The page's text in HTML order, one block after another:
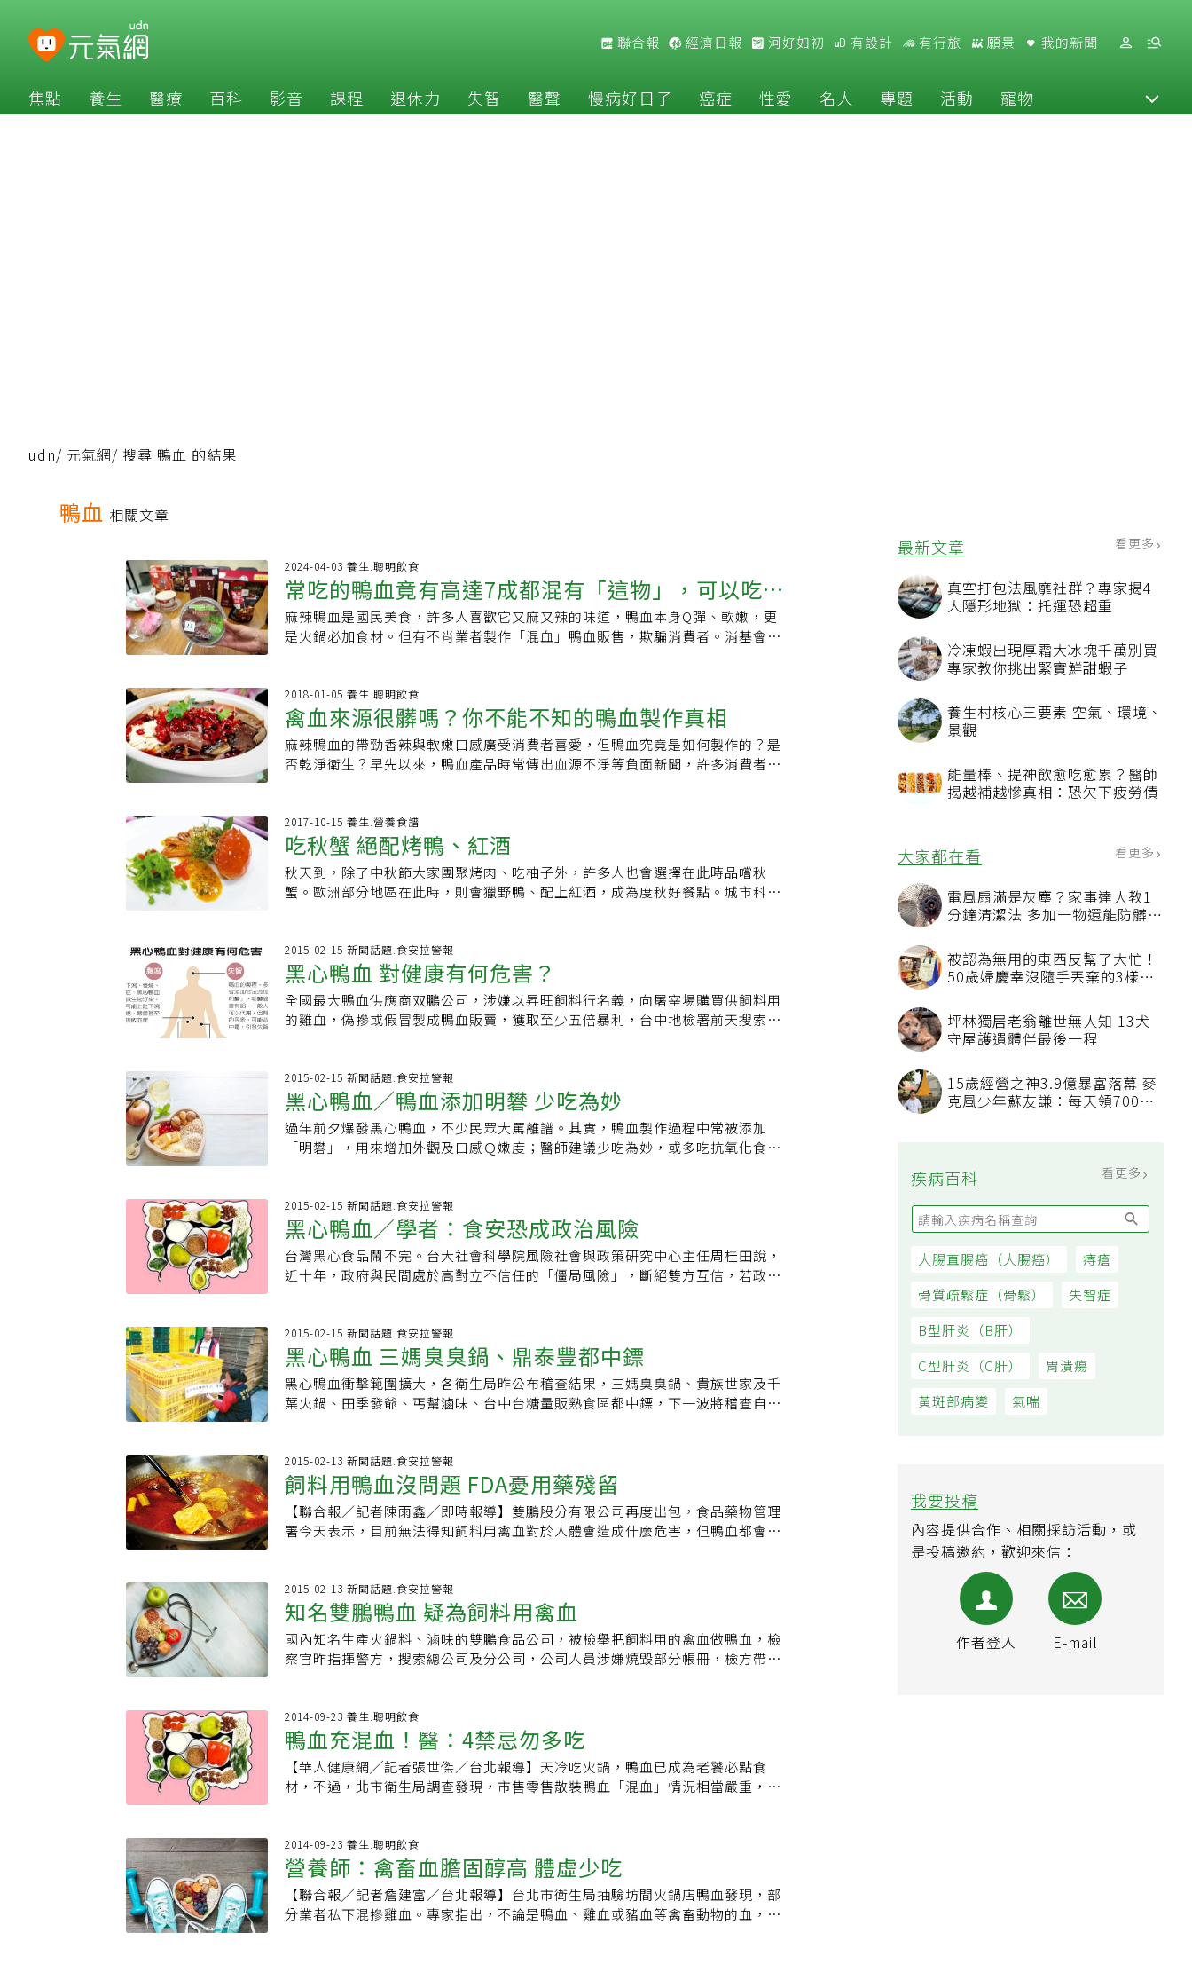
聯合報 經濟日報 河好如初 有設計 有行旅 願景 我的新聞
焦點 養生 醫療 百科 影音 課程 退休力 失智 醫聲 慢病好日子 癌症 性愛 名人 專題 活動 寵物
最新文章 看更多
真空打包法風靡社群？專家揭4
大隱形地獄：托運恐超重
冷凍蝦出現厚霜大冰塊千萬別買
專家教你挑出緊實鮮甜蝦子
養生村核心三要素 空氣、環境、
景觀
能量棒、提神飲愈吃愈累？醫師
揭越補越慘真相：恐欠下疲勞債
大家都在看 看更多
電風扇滿是灰塵？家事達人教1
分鐘清潔法 多加一物還能防髒汙
被認為無用的東西反幫了大忙！
50歲婦慶幸沒隨手丟棄的3樣物
坪林獨居老翁離世無人知 13犬
守屋護遺體伴最後一程
15歲經營之神3.9億暴富落幕 麥
克風少年蘇友謙：每天領700元
疾病百科 看更多
大腸直腸癌（大腸癌）
痔瘡
骨質疏鬆症（骨鬆）
失智症
B型肝炎（B肝）
C型肝炎（C肝）
胃潰瘍
黃斑部病變
氣喘
我要投稿
內容提供合作、相關採訪活動，或
是投稿邀約，歡迎來信：
作者登入 E-mail
udn/ 元氣網/ 搜尋 鴨血 的結果
鴨血 相關文章
2024-04-03 養生.聰明飲食
常吃的鴨血竟有高達7成都混有「這物」，可以吃得
安心嗎？想吃得健康，「重點調味」務必注意！
麻辣鴨血是國民美食，許多人喜歡它又麻又辣的味道，鴨血本身Q彈、軟嫩，更
是火鍋必加食材。但有不肖業者製作「混血」鴨血販售，欺騙消費者。消基會公
視，呼籲政府加強標示。混血的麻那鴨血難以分辨，補鐵還有很多東西能選擇
「我很喜歡吃麻辣鴨血，口感愈麻辣愈好。」董氏基金會食品營養中心許惠玉
說，因為喜歡吃麻辣鴨血，也知道有不肖業者「混血」製成鴨血，因此十分好
奇，想從口感、外觀、觸覺Q彈等，加以辨別「真假鴨血」。但她說：「這些方
式，我都試過，但根本無法辨別」，必須透過專業檢驗才能得知。許惠玉說，單
建議民眾能選購知名業者產品，吃麻辣火鍋時，選擇知名店家，降低吃到「混
血」鴨血的機會，有時候販售業者也不清楚鴨血產品成分，真的防不勝防。喜歡
吃麻辣鴨血的人，就是喜歡又麻又辣的味道，另許多女生每個月的月經流血，多
流失鐵質等血液成分，希望多吃鴨血、豬血糕等製品，加以補血，也確實有其功
切記要「重點調味」，也就是麻辣鴨血不要拌飯、拌麵、拌冬粉、拌青菜等，避
免吃進過多醬汁，麻辣鴨血又麻又辣，對腸胃道也是種刺激，可能會引起腹痛、
腹瀉，若有腸胃炎、胃潰瘍等民眾，也容易造成腸胃負擔而出現不適，建議少吃
或避免食用。責任編輯：吳依凡
2018-01-05 養生.聰明飲食
禽血來源很髒嗎？你不能不知的鴨血製作真相
麻辣鴨血的帶勁香辣與軟嫩口感廣受消費者喜愛，但鴨血究竟是如何製作的？是
否乾淨衛生？早先以來，鴨血產品時常傳出血源不淨等負面新聞，許多消費者寧
分都不是2015年時養鴨協會曾表示，台灣年屠宰鴨隻約3千萬隻，約只能做出540
萬公斤純鴨血，佔整體鴨血市場約1成。鴨子數量少，血量不足市場所需，因此一
般市面上俗稱的鴨血大多數是由雞、鴨、鵝等家禽禽血混合製作。在製作時，會
添加水分，提升含水量，使質地柔軟，因此也被稱為「水血」。使用混合禽血製
作，對於食用安全無影響，但如果混血製作卻又標示鴨血，難免會讓消費者有受
爆出使用飼料級血液製作水血產品，當時多家知名餐廳業者皆受害，令人記憶猶
新。財團法人農業科技研究院（農科院）動物產業組組長廖震元表示，禽血血液
飼料級與食用級的差異，主要在於4個部分：（1）收集血液時是否能夠防止污染
之設備，讓污水與糞尿羽毛等污物與血液做充分隔離；（2）必須有冷藏設備防止
院農委會動植物防疫檢疫局（防檢局）與農科院合作，持續推動屠宰場收血設備
的改善，目前全台供食用級血液者之屠宰場皆已加裝分離污水之設備。廖震元表
示，歐美日等地沒有食用家禽血液的習慣，因此收血設備改善由國內自行研發，
主要可以分為兩種形式，一種是以隔離網先將污水收集後放血；另一種則是將禽
體頭部（放血處）置於溝槽內，與污物分隔。上述兩種隔離污水污物的方式，可
存槽或容器，使之降溫，並會添加磷酸鹽等鹽類，避免血液凝集。接著就會以冷
藏設備運至加工廠，進行加工步驟。以新北市家禽運銷合作社附設屠宰場為例，1
年可以收集約312～360噸的血液，換算為純禽血約為180萬碗，水血則可以產出
約720萬碗產品。製作水血（禽血）的雅勝冷凍食品公司黃曉蓉助理說明，製造水
在產線上前進，而血液與食鹽水混合後會開始凝固。產線的尾端有一個大型的蒸
煮鍋，內裝沸騰的水，水血進入滾水後，會先下沉一段時間，接著才浮起。浮起
的水血此時為半熟狀態。以人工將浮起的水血撈起，直接放入有熱水的包裝內，
讓水血繼續用熱水的溫度悶至全熟。製作完成的水血會立刻準備出貨，送至市場
等客戶進行販售。市售鴨血產品資訊揭露：可能會使用的食品添加物一般市售的
山梨醇酐脂肪酸酯提供質地特性、增進形狀、口感：羧甲基纖維素鈉不得使用：
防腐劑（資料來源：市售包裝鴨血食品標示資訊）消費者要如何知道吃的鴨血是
否衛生安全？唯一解是「多問」廖震元表示，合法的製造工廠使用的禽血就必須
是合法的食用級禽血，然而消費者無法自行從原料端確認水血產品是否符合衛生
「《食力》」授權轉載，原文刊載於此）延伸閱讀▶蛋幾ㄌㄟˇ！你愛吃的夜市
「鳥蛋」哪裡來？▶「腸」征之旅！糯米腸與香腸的腸衣怎麼來？▶想喝1杯楊桃
汁得等6個月？ 楊桃汁的製作原來是這樣！參考資料▶公共政策網路參與平台－
禽血的背後-禽血收集衛生改善及風險添加物管理機制▶新北市政府－104 年獎勵
地方政府強化食品安全管理方案試辦計畫 拔尖典範計畫及成效報告「禽血的背後
2017-10-15 養生.營養食譜
吃秋蟹 絕配烤鴨、紅酒
秋天到，除了中秋節大家團聚烤肉、吃柚子外，許多人也會選擇在此時品嚐秋
蟹。歐洲部分地區在此時，則會獵野鴨、配上紅酒，成為度秋好餐點。城市科大
時要把螃蟹翻轉身來，腹部向上，如果能很快用螫足彈轉翻回的，代表活力強、
肉質也格外鮮甜。吳東寶推薦的「檸檬香草鮮蟹」重點在於新鮮的螃蟹與檸檬相
互搭配的效果，鮮蟹清煮或清蒸即可，但若是要配香料，一定要現切，才能配得
上蟹的鮮甜。吳東寶指出，歐洲每年秋季有地區會開放打獵，獵到的野鴨通常以
莓果入味，因此他推薦的「白蘭地櫻桃鴨胸肉」，搭配水果入味，十分香脆軟
部呈粉紅色才有最佳口感。切忌若煎過頭太熟，肉會太老硬，不好吃。城市科大
餐飲管理系助理教授詹文昊推薦的「暖心養生熱紅酒」，則是利用葡萄酒和香辛
料為原料的熱飲酒。他說，香料酒一般使用紅葡萄酒為原料，部分香料酒甚至不
含酒精度數。歐洲當地煮熱紅酒時，會選擇加入肉桂、肉豆蔻等香辛料或是將蘋
佳飲，不過還是要注意酒類應適量飲用，未滿18歲禁止飲酒。如果民眾不喜愛酒
氣太重，熬煮時可以轉至中火讓紅酒沸騰；喜歡酒氣的朋友，要隨時注意爐火大
小，並適時輕輕攪拌鍋中水果。檸檬香草鮮蟹材料：鮮蟹240g、紅蔥頭50g、九
層塔5g、蒜頭10g、鮮蒔蘿10g、小番茄20g、白酒20g、鹽2g、白胡椒粉0.5g、
檸檬20g、香菜5g、巴西里2g、九層塔5g、橄欖油30g、卷鬚生菜5g做法：1.鮮
欖油、白酒醋、檸檬汁、白酒。6.甜豆取豆仁，甜豆切細絲，川燙備用。7.蟹黃
香草醬汁--蟹黃打碎成泥，加切細紅蔥頭碎、切細碎蒜頭拌橄欖油、白酒醋、檸
檬汁、白酒，九層塔切細碎、巴西里切細碎及調味加鹽、胡椒粉，做成醬汁。8.
甜豆仁，甜豆細絲調味，排盤。9.小番茄、蒔蘿、香菜及九層塔裝飾即可。白蘭
5g、九層塔5g、卷鬚生菜30g做法：1.鴨胸調味道，皮切小刀成小格子，慢火煎
生熟備用。2.原煎鍋子加櫻桃白蘭地、酸櫻桃水及櫻桃煮一下加肉汁一起至所需
濃度即可。3.最後上盤先放洋芋泥，鴨胸切小片排成扇形。4.淋白蘭地櫻桃醬
汁。5.蔬菜、紅椒排上裝飾。6.最上面加一支九層塔裝飾即可。暖心養生熱紅酒
材料：紅酒(Merlot) （建議選擇果香味較足的紅酒）、砂糖250-300公克（依照
鍋中，加入砂糖微火慢煮，並將砂糖輕輕攪拌均勻。2.將蘋果片、柳橙片、柳橙
汁、八角、荳蔻、肉桂棒加入鍋中拌煮。3.微火慢煮5分鐘後，將剩餘紅酒全部加
入續煮10分鐘後關火並加入月桂葉，靜置1分鐘後即可享用。4.飲用時，可依照個
人飲用風味習慣選擇在杯中放入剛剛鍋中熬煮的水果片，或是辛香料。食譜／城
2015-02-15 新聞話題.食安拉警報
黑心鴨血 對健康有何危害？
全國最大鴨血供應商双鵬公司，涉嫌以昇旺飼料行名義，向屠宰場購買供飼料用
的雞血，偽摻或假冒製成鴨血販賣，獲取至少五倍暴利，台中地檢署前天搜索双
襄閱主任檢察官張曉雯說，双鵬公司二○一二年十一月起販賣黑心鴨血給不知情
的下游火鍋業者、食品店家、食品加工廠、小吃店共百餘廠商，下游業者包括知
名麻辣鍋鼎王、無老鍋、老四川、千葉等。檢警調查出，彭光謚以每公斤一元向
屠宰場業者購買遭汙染的雞血，製成鴨血成品，再以每公斤六點五元出售，每天
可製造廿公噸，兩年多來，累積獲利可觀。檢察官吳宇軒前天指揮警方，兵分二
血原料九噸、成品九千三百廿公斤、半成品兩萬七千四百六十公斤等。檢警將彭
光謚、彭姓女會計、台中分公司林姓經理、總務、會計及三名貨運司機共八人，
帶回漏夜偵訊，查出彭光謚以双鵬公司在同址另設立昇旺飼料行名義，向屠宰場
購買遭汙染的雞血，僅能作飼料，不得供人食用。彭光謚向檢方辯稱，向屠宰場
除向法官聲押獲准，林姓經理、彭姓女會計各五萬元、三萬元交保。根據檢警調
查，双鵬公司同時成立飼料廠與食品廠，由飼料廠向屠宰業者進飼料用血後，再
轉手給食品廠，混血製成黑心鴨血，形同左手換右手，大賺黑心錢。
2015-02-15 新聞話題.食安拉警報
黑心鴨血／鴨血添加明礬 少吃為妙
過年前夕爆發黑心鴨血，不少民眾大罵離譜。其實，鴨血製作過程中常被添加
「明礬」，用來增加外觀及口感Ｑ嫩度；醫師建議少吃為妙，或多吃抗氧化食
都會添加明礬；雖然明礬內的鋁可經由腎臟代謝，但腎功能不佳的人吃多會提高
鋁中毒危險，嚴重者還會導致阿茲海默症、癡呆症及骨頭病變。顏宗海說，動物
血液製成的水血產品，包括豬血、雞血或鴨血等，都不贊成食用。台北榮總臨床
毒物科主治醫師楊振昌表示，除了食物一定要煮到熟透，還可以多吃含有抗氧化
物質的五色蔬果或綠茶，增加肝腎解毒功能，提升解毒機轉。
2015-02-15 新聞話題.食安拉警報
黑心鴨血／學者：食安恐成政治風險
台灣黑心食品鬧不完。台大社會科學院風險社會與政策研究中心主任周桂田說，
近十年，政府與民間處於高對立不信任的「僵局風險」，斷絕雙方互信，若政府
所引發的爭議，來源都是民間不信任政府，不相信政府會幫助消費者取得應該享
有的權利。周桂田說，政府必須要與民間建立完整互信關係，逐步拆解過去僵局
風險治理與高度不信任感，以迎接全球化風險威脅以及永續社會契約，否則仍會
持續看到社會動盪與紛亂。周桂田建議，政府應要先做好食安上游控管，建立優
質模型與初期典範，以及導入預防稽核概念，以科學方式公開透明食品內含物，
2015-02-15 新聞話題.食安拉警報
黑心鴨血 三媽臭臭鍋、鼎泰豐都中鏢
黑心鴨血衝擊範圍擴大，各衛生局昨公布稽查結果，三媽臭臭鍋、貴族世家及千
葉火鍋、田季發爺、丐幫滷味、台中台糖量販熟食區都中鏢，下一波將稽查自助
共稽查三百六十三家業者，火鍋、滷味餐飲業者幾乎中標，目前共封存一萬零卅
三公斤的問題鴨血。吳明美強調，使用双鵬公司鴨血的廠商，應主動下架，並通
報當地衛生局。中市衛生局根據檢調提供近五百筆廠商名單展開稽查，發現不只
大型麻辣鍋連鎖餐廳，中小型連鎖火鍋店、滷味和賣場熟食區，只要用到鴨血的
菜餚「都可能中鏢」；自助餐店的「炒鴨血」、夜市進補的「鴨血湯」等，將是
百九十五公斤，其中「鼎王」和「無老鍋」占最大宗，各封存兩百一十及兩百零
一公斤。衛生局昨天下午到西屯區台糖量販店稽查熟食區，架上滷味區已看不到
鴨血。台糖量販店熟食課長丁松生說，原本有多家鴨血供應商，去年十二月曾向
「穩發行」公司採購一批五十公斤鴨血，事後發現穩發行向双鵬拿貨，本月販賣
下架。衛生局根據台中檢方的資料估計，新北市今年已吃掉一萬二千公斤黑心鴨
血。由於鴨血保存期限僅三天，餐飲業必須盡速賣掉，十一家業者中六家已無存
貨，其餘五家包括鼎泰豐在中和的中央廚房，還有部分鴨血成品，衛生局封存六
百八十三公斤，要求業者不得販售。
2015-02-13 新聞話題.食安拉警報
飼料用鴨血沒問題 FDA憂用藥殘留
【聯合報／記者陳雨鑫╱即時報導】雙鵬股分有限公司再度出包，食品藥物管理
署今天表示，目前無法得知飼料用禽血對於人體會造成什麼危害，但鴨血都會經
鵬股份有限公司設立的工廠調查，發現疑似使用回收屠宰場混有毛髮、羽毛、糞
便等污染物質的血液，混入食用禽血中；經過一天的沈澱，送到雙鵬的樹林廠製
成鴨血。新北市衛生局前往稽查，雖未發現明顯事證可證明雙鵬樹林廠使用的鴨
血混充飼料用禽血；但要求對者提出證明時，對方卻無法舉證。衛生局已依食品
衛生管理法第41條，要求採取預防性下架。新北市目前已經封存禽血兩萬四千三
食用。但台中地檢、衛生局都在雙鵬工廠現場看見禽血混有羽毛等雜質。目前無
法得知飼料用禽血對於人體會造成什麼危害，食藥署還在掌握之中。但食藥署表
示，從衛生的狀況來看，對人體的狀況應該是「還好」，主要因經過炊蒸、高溫
過程，細菌會被殺死，應該是沒有問題，比較有問題的可能是禽血中有動物用藥
2015-02-13 新聞話題.食安拉警報
知名雙鵬鴨血 疑為飼料用禽血
國內知名生產火鍋料、滷味的雙鵬食品公司，被檢舉把飼料用的禽血做鴨血，檢
察官昨指揮警方，搜索總公司及分公司，公司人員涉嫌燒毀部分帳冊，檢方帶回
場等」。檢警及衛生單位正清查，究竟有多少中下游業者遭波及。檢警指出，雙
鵬公司去年初偷排放含有禽血的高濃度廢水，被新北市環保局查獲，重罰六十萬
元並勒令停工，業者去年六月申請復業，直至去年十二月才獲准。台中檢警上月
間接獲檢舉，雙鵬公司也在同址設飼料行，向彰化、雲林地區屠宰業者，每月支
付二至三萬元購買俗稱「下腳料」的飼料用雞血，做為鴨血等食品，販賣給國內
方制止後予以查扣，並由衛生局人員封存疑似以飼料用禽血製成的食品。記者致
電雙鵬彭姓負責人，對方僅表示「沒空」，樹林廠區也大門深鎖。位在台中市烏
日區的分公司，檢調搜索後，在部分機具貼上封條，但仍有貨車不斷將產品運
出。警方昨天彭姓業者、會計、總務、經理等人，帶回台中市刑警大隊偵八隊，
2014-09-23 養生.聰明飲食
鴨血充混血！醫：4禁忌勿多吃
【華人健康網╱記者張世傑／台北報導】天冷吃火鍋，鴨血已成為老饕必點食
材，不過，北市衛生局調查發現，市售零售散裝鴨血「混血」情況相當嚴重，雖
燒、腸胃不適，或是有過敏體質者都不宜多吃。北市衛生局今（20）天公布市售
鴨血抽驗結果，採樣20件散裝鴨血，雖然品質衛生安全都符合規定，但動物性成
分基因檢測結果卻出人意料，除檢出鴨成分外，20件通通檢出雞成分，根本是
「混血」。鴨血混血 標示不符台北市衛生局食品藥物管理處處長邱秀儀表示，
衛生局是專案在102年10月份針對常使用鴨血料理的麻辣火鍋、臭臭鍋、涮涮鍋
2014-09-23 養生.聰明飲食
營養師：禽畜血膽固醇高 體虛少吃
【聯合報╱記者詹建富／台北報導】台北市衛生局抽驗坊間火鍋店鴨血發現，部
分業者私下混摻雞血。專家指出，不論是鴨血、雞血或豬血等禽畜動物的血，營